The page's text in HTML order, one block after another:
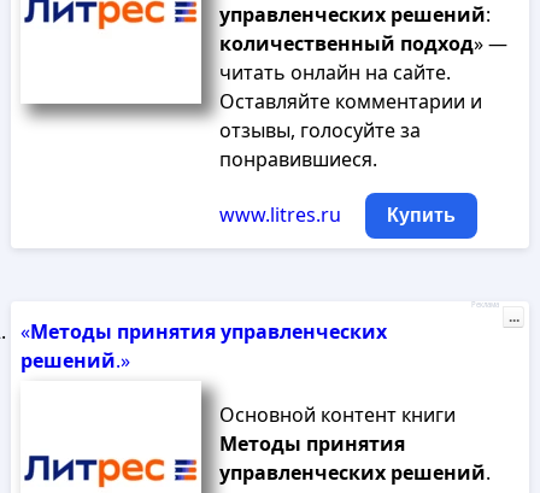
управленческих решений:
количественный подход» —
читать онлайн на сайте.
Оставляйте комментарии и
отзывы, голосуйте за
понравившиеся.
www.litres.ru Купить
«Методы принятияуправленческих
решений.»
Основной контент книги
Методы принятия
управленческих решений.
Реклама
...